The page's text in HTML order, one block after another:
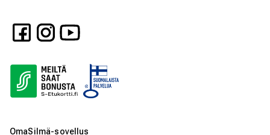
OmaSilmä-sovellus